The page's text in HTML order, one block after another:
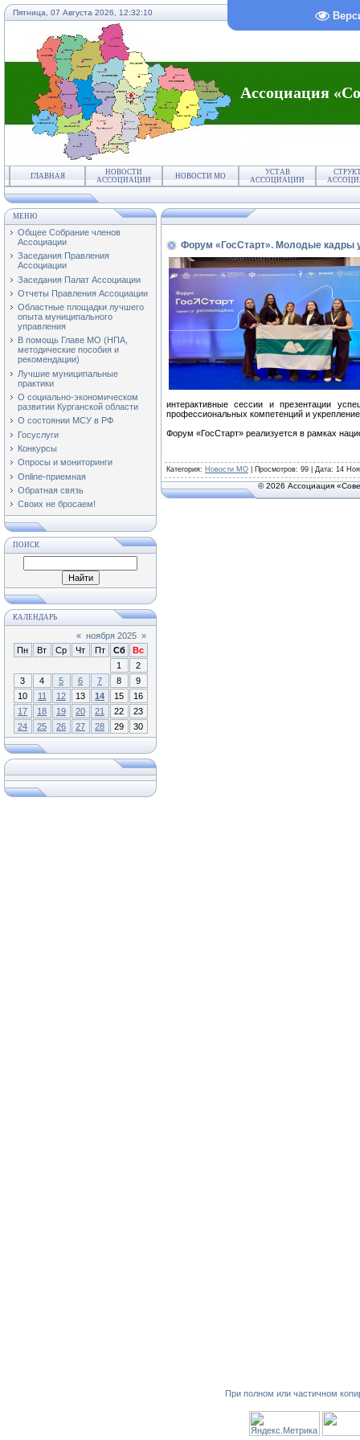
Пятница, 07 Августа 2026, 12:32:10
Ассоциация
ГЛАВНАЯ
НОВОСТИ
АССОЦИАЦИИ
НОВОСТИ МО
УСТАВ
АССОЦИАЦИИ
МЕНЮ
Общее Собрание членов
Ассоциации
Заседания Правления
Ассоциации
Заседания Палат Ассоциации
Отчеты Правления Ассоциации
Областные площадки лучшего
опыта муниципального
управления
В помощь Главе МО (НПА,
методические пособия и
рекомендации)
Лучшие муниципальные
практики
О социально-экономическом
развитии Курганской области
О состоянии МСУ в РФ
Госуслуги
Конкурсы
Опросы и мониторинги
Online-приемная
Обратная связь
Своих не бросаем!
ПОИСК
КАЛЕНДАРЬ
« ноября 2025 »
Пн
Вт Ср Чт Пт Сб
Вс
1
2
3
4 5 6 7 8
9
10
11 12 13 14 15
16
17
18 19 20 21 22
23
24
25 26 27 28 29 30
Форум «ГосСтарт». Молодые кадры
интерактивные сессии и презентации
профессиональных компетенций и
Форум «ГосСтарт» реализуется в рамках
Категория: Новости МО Просмотров: 99 | Дата: 14
© 2026 Ассоциация
При полном или частичном